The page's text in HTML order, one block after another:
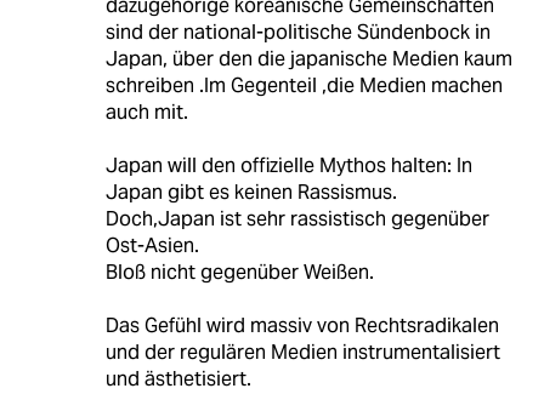
dazugehörige koreanische Gemeinschaften
sind der national-politische Sündenbock in
Japan, über den die japanische Medien kaum
schreiben .Im Gegenteil ,die Medien machen
auch mit.
Japan will den offizielle Mythos halten: In
Japan gibt es keinen Rassismus.
Doch,Japan ist sehr rassistisch gegenüber
Ost-Asien.
Bloß nicht gegenüber Weißen.
Das Gefühl wird massiv von Rechtsradikalen
und der regulären Medien instrumentalisiert
und ästhetisiert.